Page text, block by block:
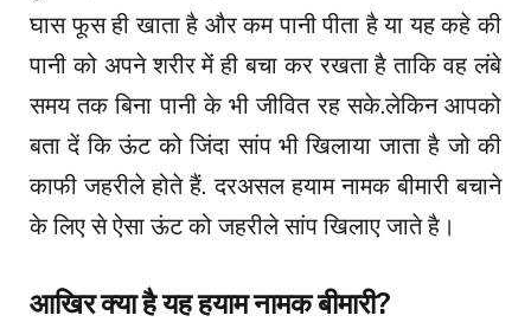
घास फूस ही खाता है और कम पानी पीता है या यह कहे की
पानी को अपने शरीर में ही बचा कर रखता है ताकि वह लंबे
समय तक बिना पानी के भी जीवित रह सके.लेकिन आपको
बता दें कि ऊंट को जिंदा सांप भी खिलाया जाता है जो की
काफी जहरीले होते हैं. दरअसल हयाम नामक बीमारी बचाने
के लिए से ऐसा ऊंट को जहरीले सांप खिलाए जाते है।
आखिर क्या है यह हयाम नामक बीमारी?